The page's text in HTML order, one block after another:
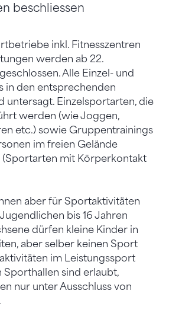
beschliessen
inkl. Fitnesszentren
werden ab 22.
Alle Einzel- und
in den entsprechenden
untersagt. Einzelsportarten, die
werden (wie Joggen,
etc.) sowie Gruppentrainings
im freien Gelände
(Sportarten mit Körperkontakt
aber für Sportaktivitäten
bis 16 Jahren
dürfen kleine Kinder in
aber selber keinen Sport
im Leistungssport
Sporthallen sind erlaubt,
nur unter Ausschluss von